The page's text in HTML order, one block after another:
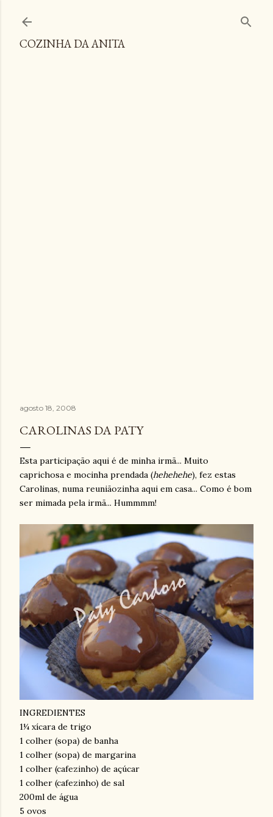
COZINHA DA ANITA
agosto 18, 2008
CAROLINAS DA PATY
Esta participação aqui é de minha irmã... Muito
caprichosa e mocinha prendada (hehehehe), fez estas
Carolinas, numa reuniãozinha aqui em casa... Como é bom
ser mimada pela irmã... Hummmm!
INGREDIENTES
1¼ xícara de trigo
1 colher (sopa) de banha
1 colher (sopa) de margarina
1 colher (cafezinho) de açúcar
1 colher (cafezinho) de sal
200ml de água
5 ovos